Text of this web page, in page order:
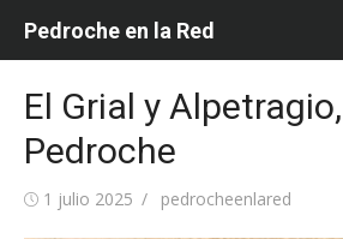
Pedroche en la Red
El Grial y
Pedroche
Publicada
1 julio 2025 Autor
pedrocheenlared